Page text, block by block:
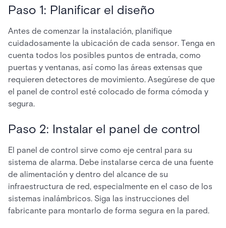
Paso 1: Planificar el diseño
Antes de comenzar la instalación, planifique
cuidadosamente la ubicación de cada sensor. Tenga en
cuenta todos los posibles puntos de entrada, como
puertas y ventanas, así como las áreas extensas que
requieren detectores de movimiento. Asegúrese de que
el panel de control esté colocado de forma cómoda y
segura.
Paso 2: Instalar el panel de control
El panel de control sirve como eje central para su
sistema de alarma. Debe instalarse cerca de una fuente
de alimentación y dentro del alcance de su
infraestructura de red, especialmente en el caso de los
sistemas inalámbricos. Siga las instrucciones del
fabricante para montarlo de forma segura en la pared.